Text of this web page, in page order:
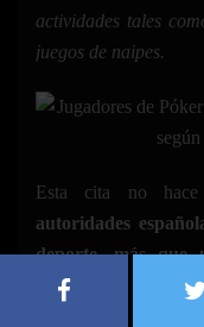
actividades tales
juegos de naipes.
Esta cita no
autoridades
deporte, más que
reacciones de